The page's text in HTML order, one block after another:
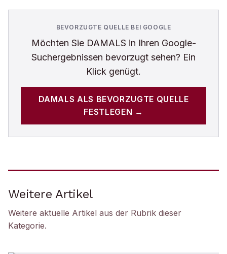
BEVORZUGTE QUELLE BEI GOOGLE
Möchten Sie DAMALS in Ihren Google-
Suchergebnissen bevorzugt sehen? Ein
Klick genügt.
DAMALS ALS BEVORZUGTE QUELLE
FESTLEGEN →
Weitere Artikel
Weitere aktuelle Artikel aus der Rubrik dieser
Kategorie.